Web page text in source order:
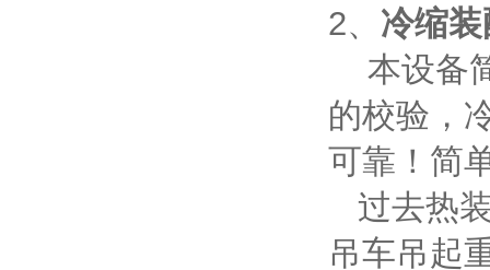
2、 冷缩
本设备
的校验，
可靠！简
过去热
吊车吊起